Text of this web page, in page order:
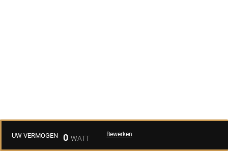
UW VERMOGEN 0 Bewerken